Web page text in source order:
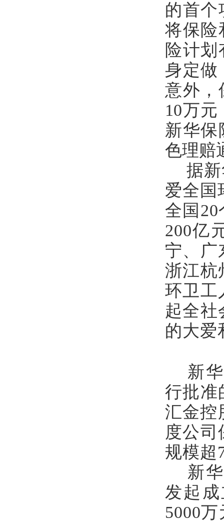
的首个
将保险
险计
身定做
意外，
10万
新华保
色理赔
据
爱全国
全国
200亿
宁、广
浙江杭
环卫工
起全社
的大爱
新
行批准
汇金控
度公司
规模超
新
发起
5000